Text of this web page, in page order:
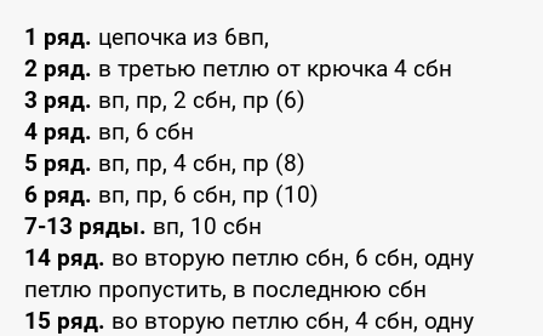
1 ряд. цепочка из 6вп,
2 ряд. в третью петлю от крючка 4 сбн
3 ряд. вп, пр, 2 сбн, пр (6)
4 ряд. вп, 6 сбн
5 ряд. вп, пр, 4 сбн, пр (8)
6 ряд. вп, пр, 6 сбн, пр (10)
7-13 ряды. вп, 10 сбн
14 ряд. во вторую петлю сбн, 6 сбн, одну
петлю пропустить, в последнюю сбн
15 ряд. во вторую петлю сбн, 4 сбн, одну